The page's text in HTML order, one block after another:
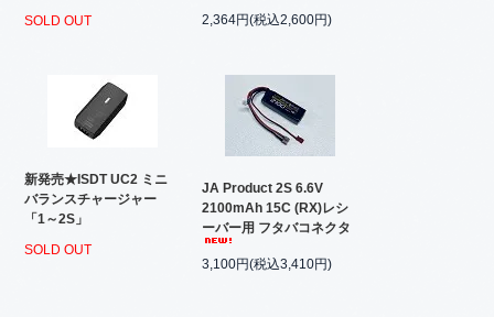
SOLD OUT
2,364円(税込2,600円)
新発売★ISDT UC2 ミニ
バランスチャージャー
「1～2S」
SOLD OUT
JA Product 2S 6.6V
2100mAh 15C (RX)レシ
ーバー用 フタバコネクタ
3,100円(税込3,410円)